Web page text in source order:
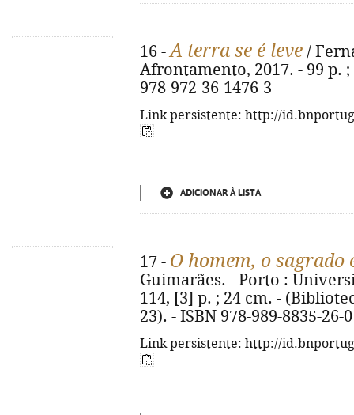
16 -A terra se é leve /
Afrontamento, 2017. - 99 p. ;
978-972-36-1476-3
Link persistente: http://
ADICIONAR À LISTA
17 - O homem, o sagrado
Guimarães. - Porto :
114, [3] p. ; 24 cm. -
23). - ISBN 978-989-8835-26-0
Link persistente: http://